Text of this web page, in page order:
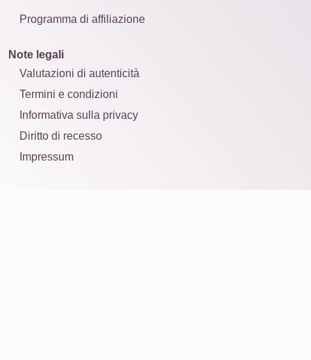
Programma di affiliazione
Note legali
Valutazioni di autenticità
Termini e condizioni
Informativa sulla privacy
Diritto di recesso
Impressum